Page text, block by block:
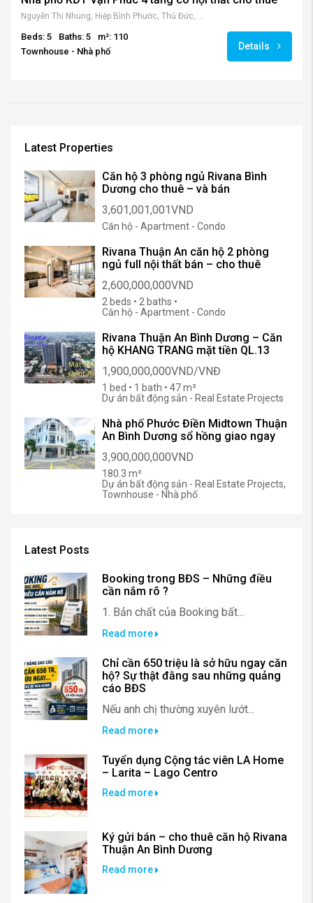
Nguyễn Thị Nhung, Hiệp Bình Phước, Thủ Đức, Hồ Chí Minh, Việt Nam
Beds: 5 Baths: 5
m²: 110
Townhouse - Nhà phố
Details
Latest Properties
Căn hộ 3 phòng ngủ Rivana Bình
Dương cho thuê – và bán
3,601,001,001VND
Căn hộ - Apartment - Condo
Rivana Thuận An căn hộ 2 phòng
ngủ full nội thất bán – cho thuê
2,600,000,000VND
2 beds • 2 baths •
Căn hộ - Apartment - Condo
Rivana Thuận An Bình Dương – Căn
hộ KHANG TRANG mặt tiền QL.13
1,900,000,000VND/VNĐ
1 bed • 1 bath • 47 m²
Dự án bất động sản - Real Estate Projects
Nhà phố Phước Điền Midtown Thuận
An Bình Dương sổ hồng giao ngay
3,900,000,000VND
180.3 m²
Dự án bất động sản - Real Estate Projects,
Townhouse - Nhà phố
Latest Posts
Booking trong BĐS – Những điều
cần nắm rõ ?
1. Bản chất của Booking bất...
Read more
Chỉ cần 650 triệu là sở hữu ngay căn
hộ? Sự thật đằng sau những quảng
cáo BĐS
Nếu anh chị thường xuyên lướt...
Read more
Tuyển dụng Cộng tác viên LA Home
– Larita – Lago Centro
Read more
Ký gửi bán – cho thuê căn hộ Rivana
Thuận An Bình Dương
Read more